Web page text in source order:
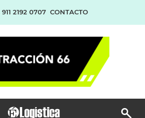
2192 0707 CONTACTO